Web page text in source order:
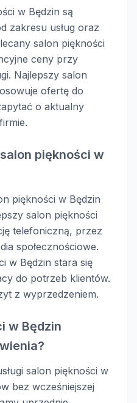
w Będzin są
zakresu usług oraz
salon piękności
ceny przy
Najlepszy salon
ofertę do
o aktualny
piękności w
piękności w Będzin
salon piękności
telefoniczną, przez
społecznościowe.
w Będzin stara się
do potrzeb klientów.
z wyprzedzeniem.
w Będzin
salon piękności w
bez wcześniejszej